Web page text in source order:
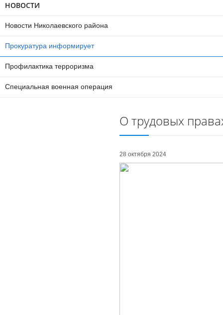
НОВОСТИ
Новости Николаевского района
Прокуратура информирует
Профилактика терроризма
Специальная военная операция
О трудовых
28 октября 2024